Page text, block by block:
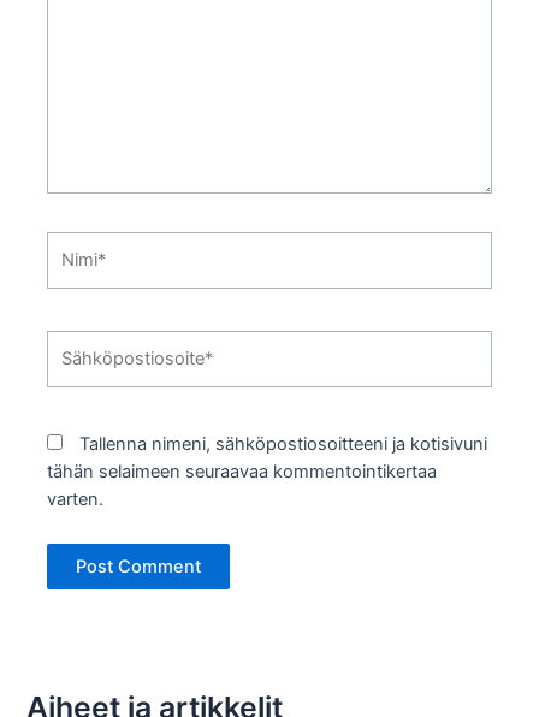
Tallenna nimeni, sähköpostiosoitteeni ja kotisivuni
tähän selaimeen seuraavaa kommentointikertaa
varten.
Aiheet ja artikkelit